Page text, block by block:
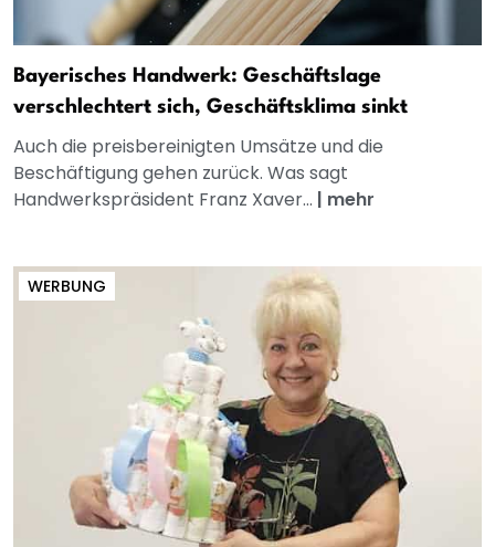
Bayerisches Handwerk: Geschäftslage
verschlechtert sich, Geschäftsklima sinkt
Auch die preisbereinigten Umsätze und die
Beschäftigung gehen zurück. Was sagt
Handwerkspräsident Franz Xaver... | mehr
WERBUNG